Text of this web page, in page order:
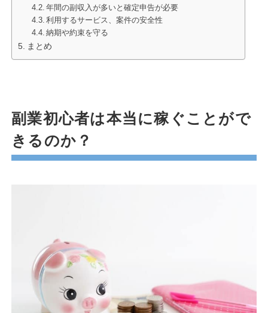
年間の副収入が多いと確定申告が必要
利用するサービス、案件の安全性
納期や約束を守る
まとめ
副業初心者は本当に稼ぐことがで
きるのか？